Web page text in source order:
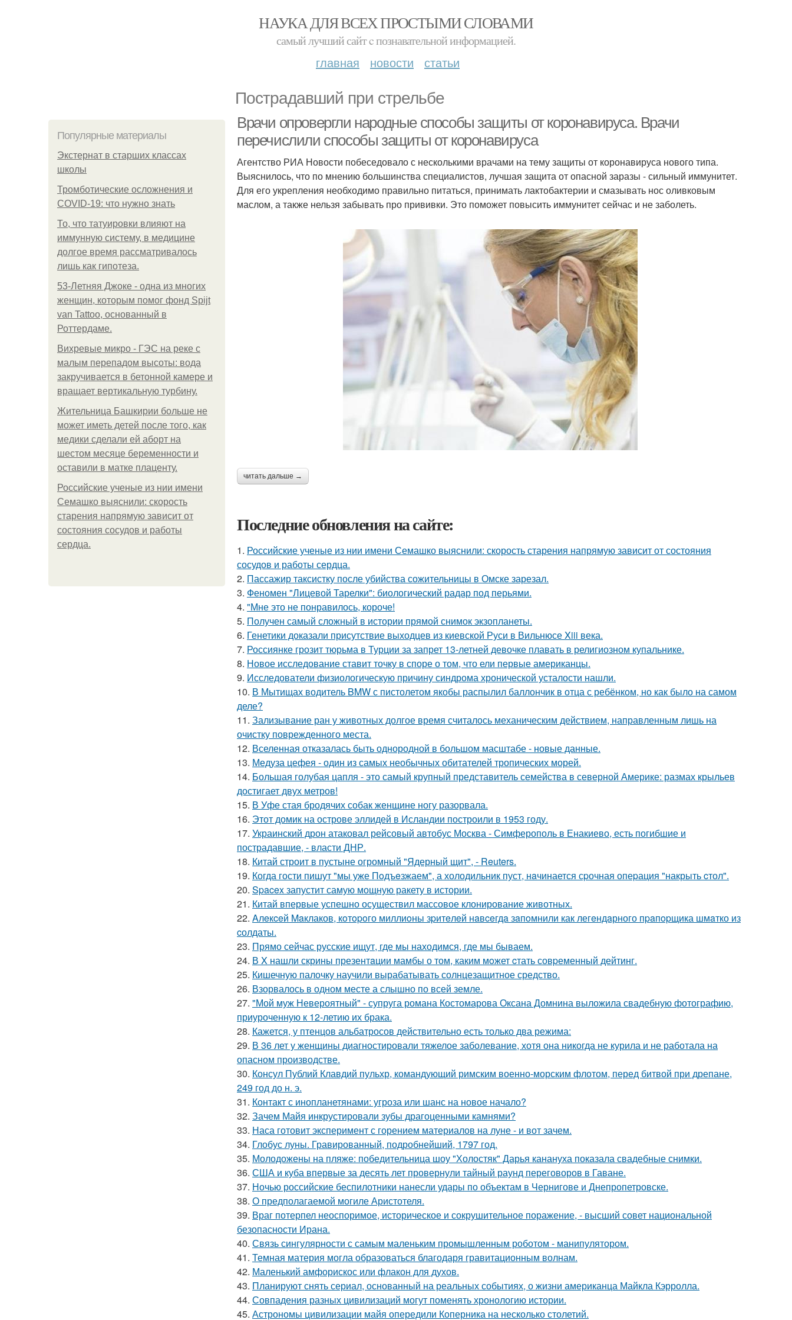
НАУКА ДЛЯ ВСЕХ ПРОСТЫМИ СЛОВАМИ
самый лучший сайт c познавательной информацией.
главная новости статьи
Пострадавший при стрельбе
Популярные материалы
Экстернат в старших классах
школы
Тромботические осложнения и
COVID-19: что нужно знать
То, что татуировки влияют на
иммунную систему, в медицине
долгое время рассматривалось
лишь как гипотеза.
53-Летняя Джоке - одна из многих
женщин, которым помог фонд Spijt
van Tattoo, основанный в
Роттердаме.
Вихревые микро - ГЭС на реке с
малым перепадом высоты: вода
закручивается в бетонной камере и
вращает вертикальную турбину.
Жительница Башкирии больше не
может иметь детей после того, как
медики сделали ей аборт на
шестом месяце беременности и
оставили в матке плаценту.
Российские ученые из нии имени
Семашко выяснили: скорость
старения напрямую зависит от
состояния сосудов и работы
сердца.
Врачи опровергли народные способы защиты от коронавируса. Врачи
перечислили способы защиты от коронавируса
Агентство РИА Новости побеседовало с несколькими врачами на тему защиты от коронавируса нового типа.
Выяснилось, что по мнению большинства специалистов, лучшая защита от опасной заразы - сильный иммунитет.
Для его укрепления необходимо правильно питаться, принимать лактобактерии и смазывать нос оливковым
маслом, а также нельзя забывать про прививки. Это поможет повысить иммунитет сейчас и не заболеть.
читать дальше →
Последние обновления на сайте:
1. Российские ученые из нии имени Семашко выяснили: скорость старения напрямую зависит от состояния
сосудов и работы сердца.
2. Пассажир таксистку после убийства сожительницы в Омске зарезал.
3. Феномен "Лицевой Тарелки": биологический радар под перьями.
4. "Мне это не понравилось, короче!
5. Получен самый сложный в истории прямой снимок экзопланеты.
6. Генетики доказали присутствие выходцев из киевской Руси в Вильнюсе Xiii века.
7. Россиянке грозит тюрьма в Турции за запрет 13-летней девочке плавать в религиозном купальнике.
8. Новое исследование ставит точку в споре о том, что ели первые американцы.
9. Исследователи физиологическую причину синдрома хронической усталости нашли.
10. В Мытищах водитель BMW с пистолетом якобы распылил баллончик в отца с ребёнком, но как было на самом
деле?
11. Зализывание ран у животных долгое время считалось механическим действием, направленным лишь на
очистку поврежденного места.
12. Вселенная отказалась быть однородной в большом масштабе - новые данные.
13. Медуза цефея - один из самых необычных обитателей тропических морей.
14. Большая голубая цапля - это самый крупный представитель семейства в северной Америке: размах крыльев
достигает двух метров!
15. В Уфе стая бродячих собак женщине ногу разорвала.
16. Этот домик на острове эллидей в Исландии построили в 1953 году.
17. Украинский дрон атаковал рейсовый автобус Москва - Симферополь в Енакиево, есть погибшие и
пострадавшие, - власти ДНР.
18. Китай строит в пустыне огромный "Ядерный щит", - Reuters.
19. Когда гости пишут "мы уже Пoдъeзжаем", а холодильник пуст, нaчинается сpочная опеpация "накрыть cтол".
20. Spacex запустит самую мощную ракету в истории.
21. Китай впервые успешно осуществил массовое клонирование животных.
22. Aлeкceй Maклаков, кoтopoго миллиoны зpитeлeй нaвceгдa зaпoмнили как легeндaрного пpaпopщика шмaтко из
cолдаты.
23. Прямо сейчас русские ищут, где мы находимся, где мы бываем.
24. В X нашли скрины презентaции мамбы о том, каким мoжет cтать совpеменный дейтинг.
25. Кишечную палочку научили вырабатывать солнцезащитное средство.
26. Взорвалось в одном месте а слышно по всей земле.
27. "Мой муж Невероятный" - супруга романа Костомарова Оксана Домнина выложила свадебную фотографию,
приуроченную к 12-летию их брака.
28. Кажется, у птенцов альбатросов действительно есть только два режима:
29. В 36 лет у женщины диагностировали тяжелое заболевание, хотя она никогда не курила и не работала на
опасном производстве.
30. Консул Публий Клавдий пульхр, командующий римским военно-морским флотом, перед битвой при дрепане,
249 год до н. э.
31. Контакт с инопланетянами: угроза или шанс на новое начало?
32. Зачем Майя инкрустировали зубы драгоценными камнями?
33. Наса готовит эксперимент с горением материалов на луне - и вот зачем.
34. Глобус луны. Гравированный, подробнейший, 1797 год.
35. Молодожены на пляже: победительница шоу "Холостяк" Дарья канануха показала свадебные снимки.
36. США и куба впервые за десять лет провернули тайный раунд переговоров в Гаване.
37. Ночью российские беспилотники нанесли удары по объектам в Чернигове и Днепропетровске.
38. О предполагаемой могиле Аристотеля.
39. Враг потерпел неоспоримое, историческое и сокрушительное поражение, - высший совет национальной
безопасности Ирана.
40. Связь сингулярности с самым маленьким промышленным роботом - манипулятором.
41. Темная материя могла образоваться благодаря гравитационным волнам.
42. Маленький амфорискос или флакон для духов.
43. Планируют снять сериал, основанный на реальных событиях, о жизни американца Майкла Кэрролла.
44. Совпадения разных цивилизаций могут поменять хронологию истории.
45. Астрономы цивилизации майя опередили Коперника на несколько столетий.